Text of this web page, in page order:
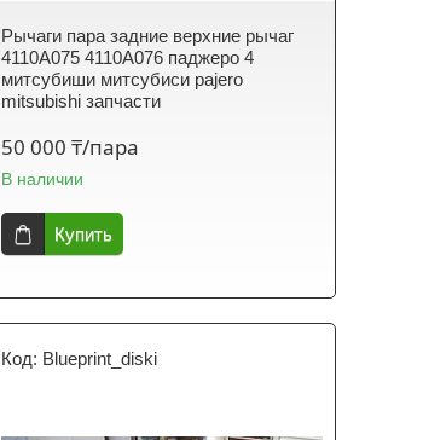
Рычаги пара задние верхние рычаг
4110A075 4110A076 паджеро 4
митсубиши митсубиси pajero
mitsubishi запчасти
50 000 ₸/пара
В наличии
Купить
Blueprint_diski